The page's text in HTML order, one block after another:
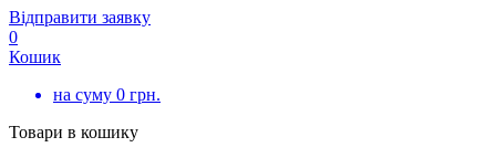
Відправити заявку
0
Кошик
на суму 0 грн.
Товари в кошику